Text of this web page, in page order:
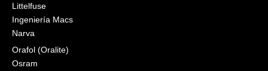
Littelfuse
Ingeniería Macs
Narva
Orafol (Oralite)
Osram